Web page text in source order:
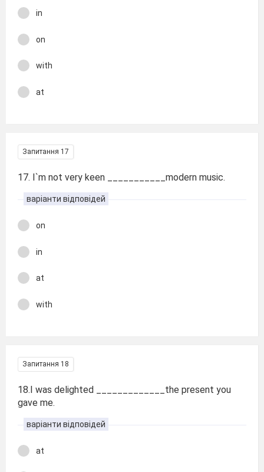
in
on
with
at
Запитання 17
17. I`m not very keen ___________modern music.
варіанти відповідей
on
in
at
with
Запитання 18
18.I was delighted _____________the present you
gave me.
варіанти відповідей
at